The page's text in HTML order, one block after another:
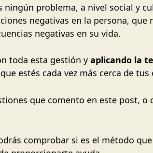
ningún problema, a nivel social y
negativas en la persona,
negativas en su vida.
toda esta gestión y aplicando la
estés cada vez más cerca de
que comento en este post, o
comprobar si es el método